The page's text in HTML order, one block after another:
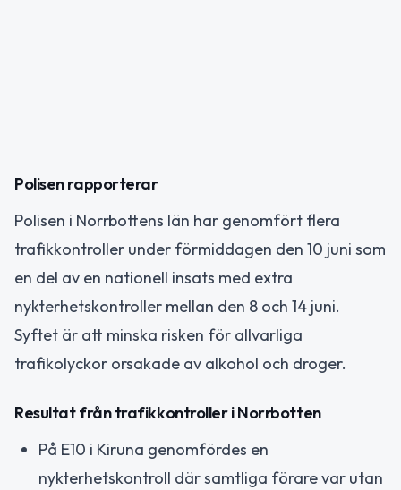
Polisen rapporterar
Polisen i Norrbottens län har genomfört flera
trafikkontroller under förmiddagen den 10 juni som
en del av en nationell insats med extra
nykterhetskontroller mellan den 8 och 14 juni.
Syftet är att minska risken för allvarliga
trafikolyckor orsakade av alkohol och droger.
Resultat från trafikkontroller i Norrbotten
På E10 i Kiruna genomfördes en
nykterhetskontroll där samtliga förare var utan